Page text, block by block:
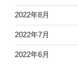
2022年8月
2022年7月
2022年6月